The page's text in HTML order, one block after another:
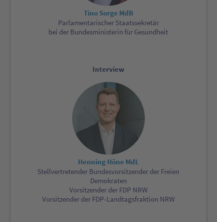
Tino Sorge MdB
Parlamentarischer Staatssekretär
bei der Bundesministerin für Gesundheit
Interview
Henning Höne MdL
Stellvertretender Bundesvorsitzender der Freien
Demokraten
Vorsitzender der FDP NRW
Vorsitzender der FDP-Landtagsfraktion NRW